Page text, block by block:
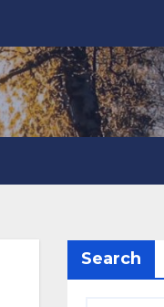
Search